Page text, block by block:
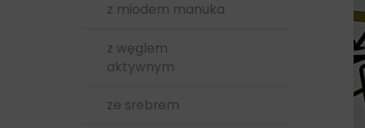
siatki opatrunkowe
strzykawki
z miodem manuka
z węglem
aktywnym
ze srebrem